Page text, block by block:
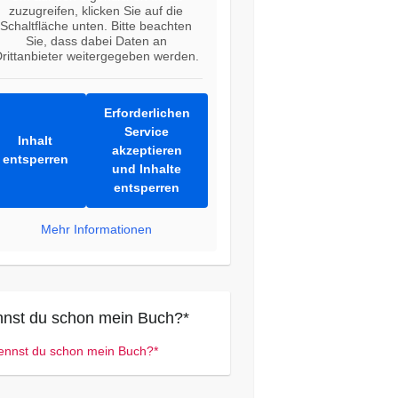
zuzugreifen, klicken Sie auf die
Schaltfläche unten. Bitte beachten
Sie, dass dabei Daten an
weitergegeben werden.
Inhalt
entsperren
Erforderlichen
Service
akzeptieren
und Inhalte
entsperren
Mehr Informationen
du schon mein Buch?*